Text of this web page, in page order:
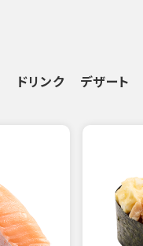
ドリンク デザート